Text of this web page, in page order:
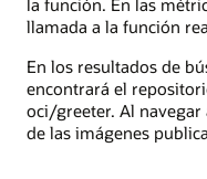
llamada a la función
En los resultados de
encontrará el
oci/greeter. Al
de las imágenes